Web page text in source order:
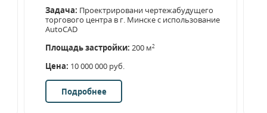
Задача: Проектрировани чертежабудущего
торгового центра в г. Минске с использование
AutoCAD
Площадь застройки: 200 м2
Цена: 10 000 000 руб.
Подробнее